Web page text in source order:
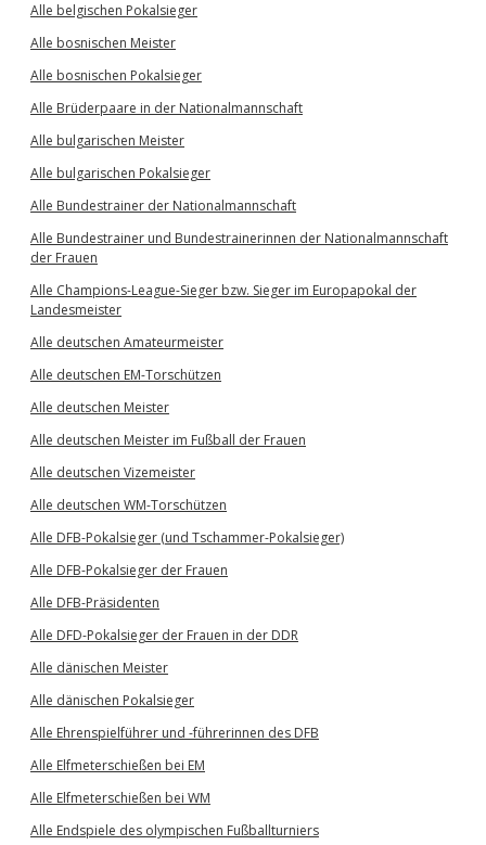
Alle belgischen Pokalsieger
Alle bosnischen Meister
Alle bosnischen Pokalsieger
Alle Brüderpaare in der Nationalmannschaft
Alle bulgarischen Meister
Alle bulgarischen Pokalsieger
Alle Bundestrainer der Nationalmannschaft
Alle Bundestrainer und Bundestrainerinnen der Nationalmannschaft
der Frauen
Alle Champions-League-Sieger bzw. Sieger im Europapokal der
Landesmeister
Alle deutschen Amateurmeister
Alle deutschen EM-Torschützen
Alle deutschen Meister
Alle deutschen Meister im Fußball der Frauen
Alle deutschen Vizemeister
Alle deutschen WM-Torschützen
Alle DFB-Pokalsieger (und Tschammer-Pokalsieger)
Alle DFB-Pokalsieger der Frauen
Alle DFB-Präsidenten
Alle DFD-Pokalsieger der Frauen in der DDR
Alle dänischen Meister
Alle dänischen Pokalsieger
Alle Ehrenspielführer und -führerinnen des DFB
Alle Elfmeterschießen bei EM
Alle Elfmeterschießen bei WM
Alle Endspiele des olympischen Fußballturniers